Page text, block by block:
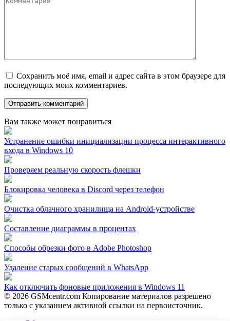
Сохранить моё имя, email и адрес сайта в этом браузере для
последующих моих комментариев.
Вам также может понравиться
Устранение ошибки инициализации процесса интерактивного
входа в Windows 10
Проверяем реальную скорость флешки
Блокировка человека в Discord через телефон
Очистка облачного хранилища на Android-устройстве
Составление диаграммы в процентах
Способы обрезки фото в Adobe Photoshop
Удаление старых сообщений в WhatsApp
Как отключить фоновые приложения в Windows 11
© 2026 GSMcentr.com Копирование материалов разрешено
только с указанием активной ссылки на первоисточник.